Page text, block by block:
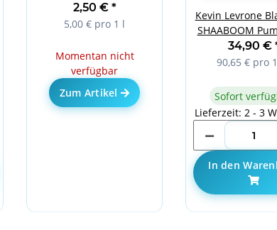
2,50 € *
5,00 € pro 1 l
Momentan nicht
verfügbar
Zum Artikel
Kevin Levrone
SHAABOOM
Apple
34,90 €
90,65 € pro
Sofort
Lieferzeit: 2 - 3
In den